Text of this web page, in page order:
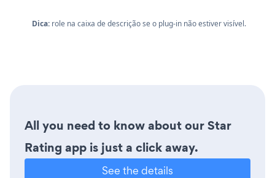
Dica: role na caixa de descrição se o plug-in não estiver visível.
All you need to know about our Star
Rating app is just a click away.
See the details